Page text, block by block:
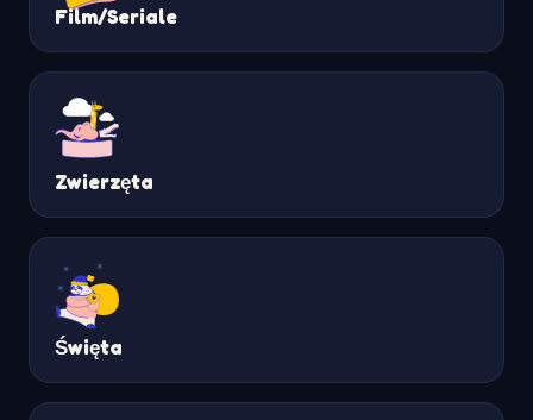
Film/Seriale
Zwierzęta
Święta